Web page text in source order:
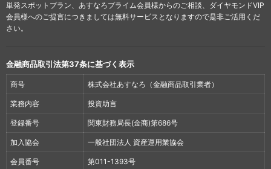
単発スポットプラン、あすなろプライム会員様からのご相談、ダイヤモンドVIP
会員様へのご提言につきましては無料サービスとなりますので是非ご活用くだ
さい。
金融商品取引法第37条に基づく表示
商号 株式会社あすなろ（金融商品取引業者）
業務内容 投資助言
登録番号 関東財務局長(金商)第686号
加入協会 一般社団法人 資産運用業協会
会員番号 第011-1393号